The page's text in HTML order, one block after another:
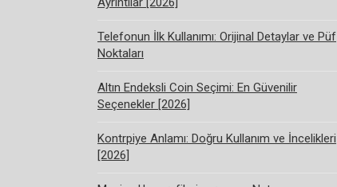
Telefonun İlk Kullanımı: Orijinal Detaylar ve Püf
Noktaları
Altın Endeksli Coin Seçimi: En Güvenilir
Seçenekler [2026]
Kontrpiye Anlamı: Doğru Kullanım ve İncelikleri
[2026]